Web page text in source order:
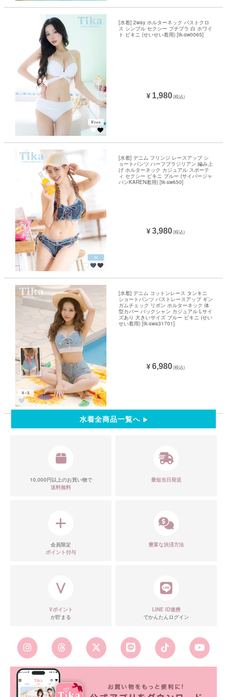
[水着] 2way ホルターネック バストクロ
ス シンプル セクシー プチプラ 白 ホワイ
ト ビキニ (せいせい着用) [tk-sw0065]
¥ 1,980(税込)
[水着] デニム フリンジ レースアップ シ
ョートパンツ ハーフブラジリアン 編み上
げ ホルターネック カジュアル スポーテ
ィ セクシー ビキニ ブルー (サイバージャ
パンKAREN着用) [tk-sw650]
¥ 3,980(税込)
[水着] デニム コットンレース タンキニ
ショートパンツ バストレースアップ ギン
ガムチェック リボン ホルターネック 体
型カバー バックシャン カジュアル Lサイ
ズあり 大きいサイズ ブルー ビキニ (せい
せい着用) [tk-swa31701]
¥ 6,980(税込)
水着全商品一覧へ
10,000円以上のお買い物で
送料無料
最短当日発送
会員限定
ポイント付与
豊富な決済方法
Vポイント
が貯まる
LINE ID連携
でかんたんログイン